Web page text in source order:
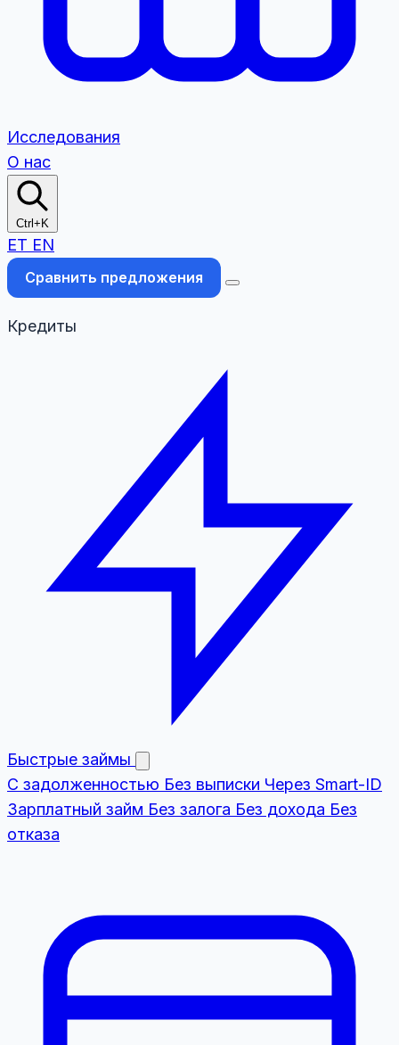
Исследования
О нас
Ctrl+K
ET EN
Сравнить предложения
Кредиты
Быстрые займы
С задолженностью Без выписки Через Smart-ID
Зарплатный займ Без залога Без дохода Без
отказа